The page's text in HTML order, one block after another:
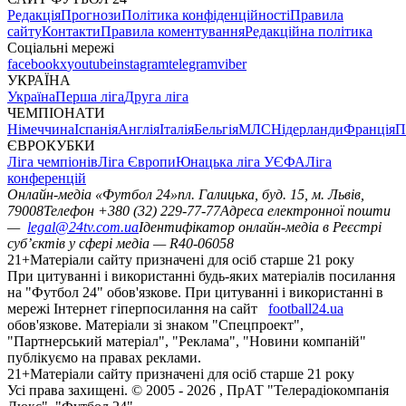
РедакціяПрогнозиПолітика конфіденційностіПравила
сайтуКонтактиПравила коментуванняРедакційна політика
Соціальні мережі
facebookxyoutubeinstagramtelegramviber
УКРАЇНА
УкраїнаПерша лігаДруга ліга
ЧЕМПІОНАТИ
НімеччинаІспаніяАнгліяІталіяБельгіяМЛСНідерландиФранція
ЄВРОКУБКИ
Ліга чемпіонівЛіга ЄвропиЮнацька ліга УЄФАЛіга
конференцій
Онлайн-медіа «Футбол 24»пл. Галицька, буд. 15, м. Львів,
79008Телефон +380 (32) 229-77-77Адреса електронної пошти
— legal@24tv.com.uaІдентифікатор онлайн-медіа в Реєстрі
суб’єктів у сфері медіа — R40-06058
21+Матеріали сайту призначені для осіб старше 21 року
При цитуванні і використанні будь-яких матеріалів посилання
на "Футбол 24" обов'язкове. При цитуванні і використанні в
мережі Інтернет гіперпосилання на сайт
football24.ua
обов'язкове. Матеріали зі знаком "Спецпроект",
"Партнерський матеріал", "Реклама", "Новини компаній"
публікуємо на правах реклами.
21+Матеріали сайту призначені для осіб старше 21 року
Усi права захищенi. © 2005 - 2026 , ПрАТ "Телерадіокомпанія